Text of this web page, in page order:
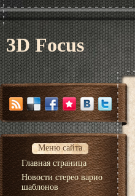
3D Focus
Меню сайта
Главная страница
Новости стерео варио
шаблонов